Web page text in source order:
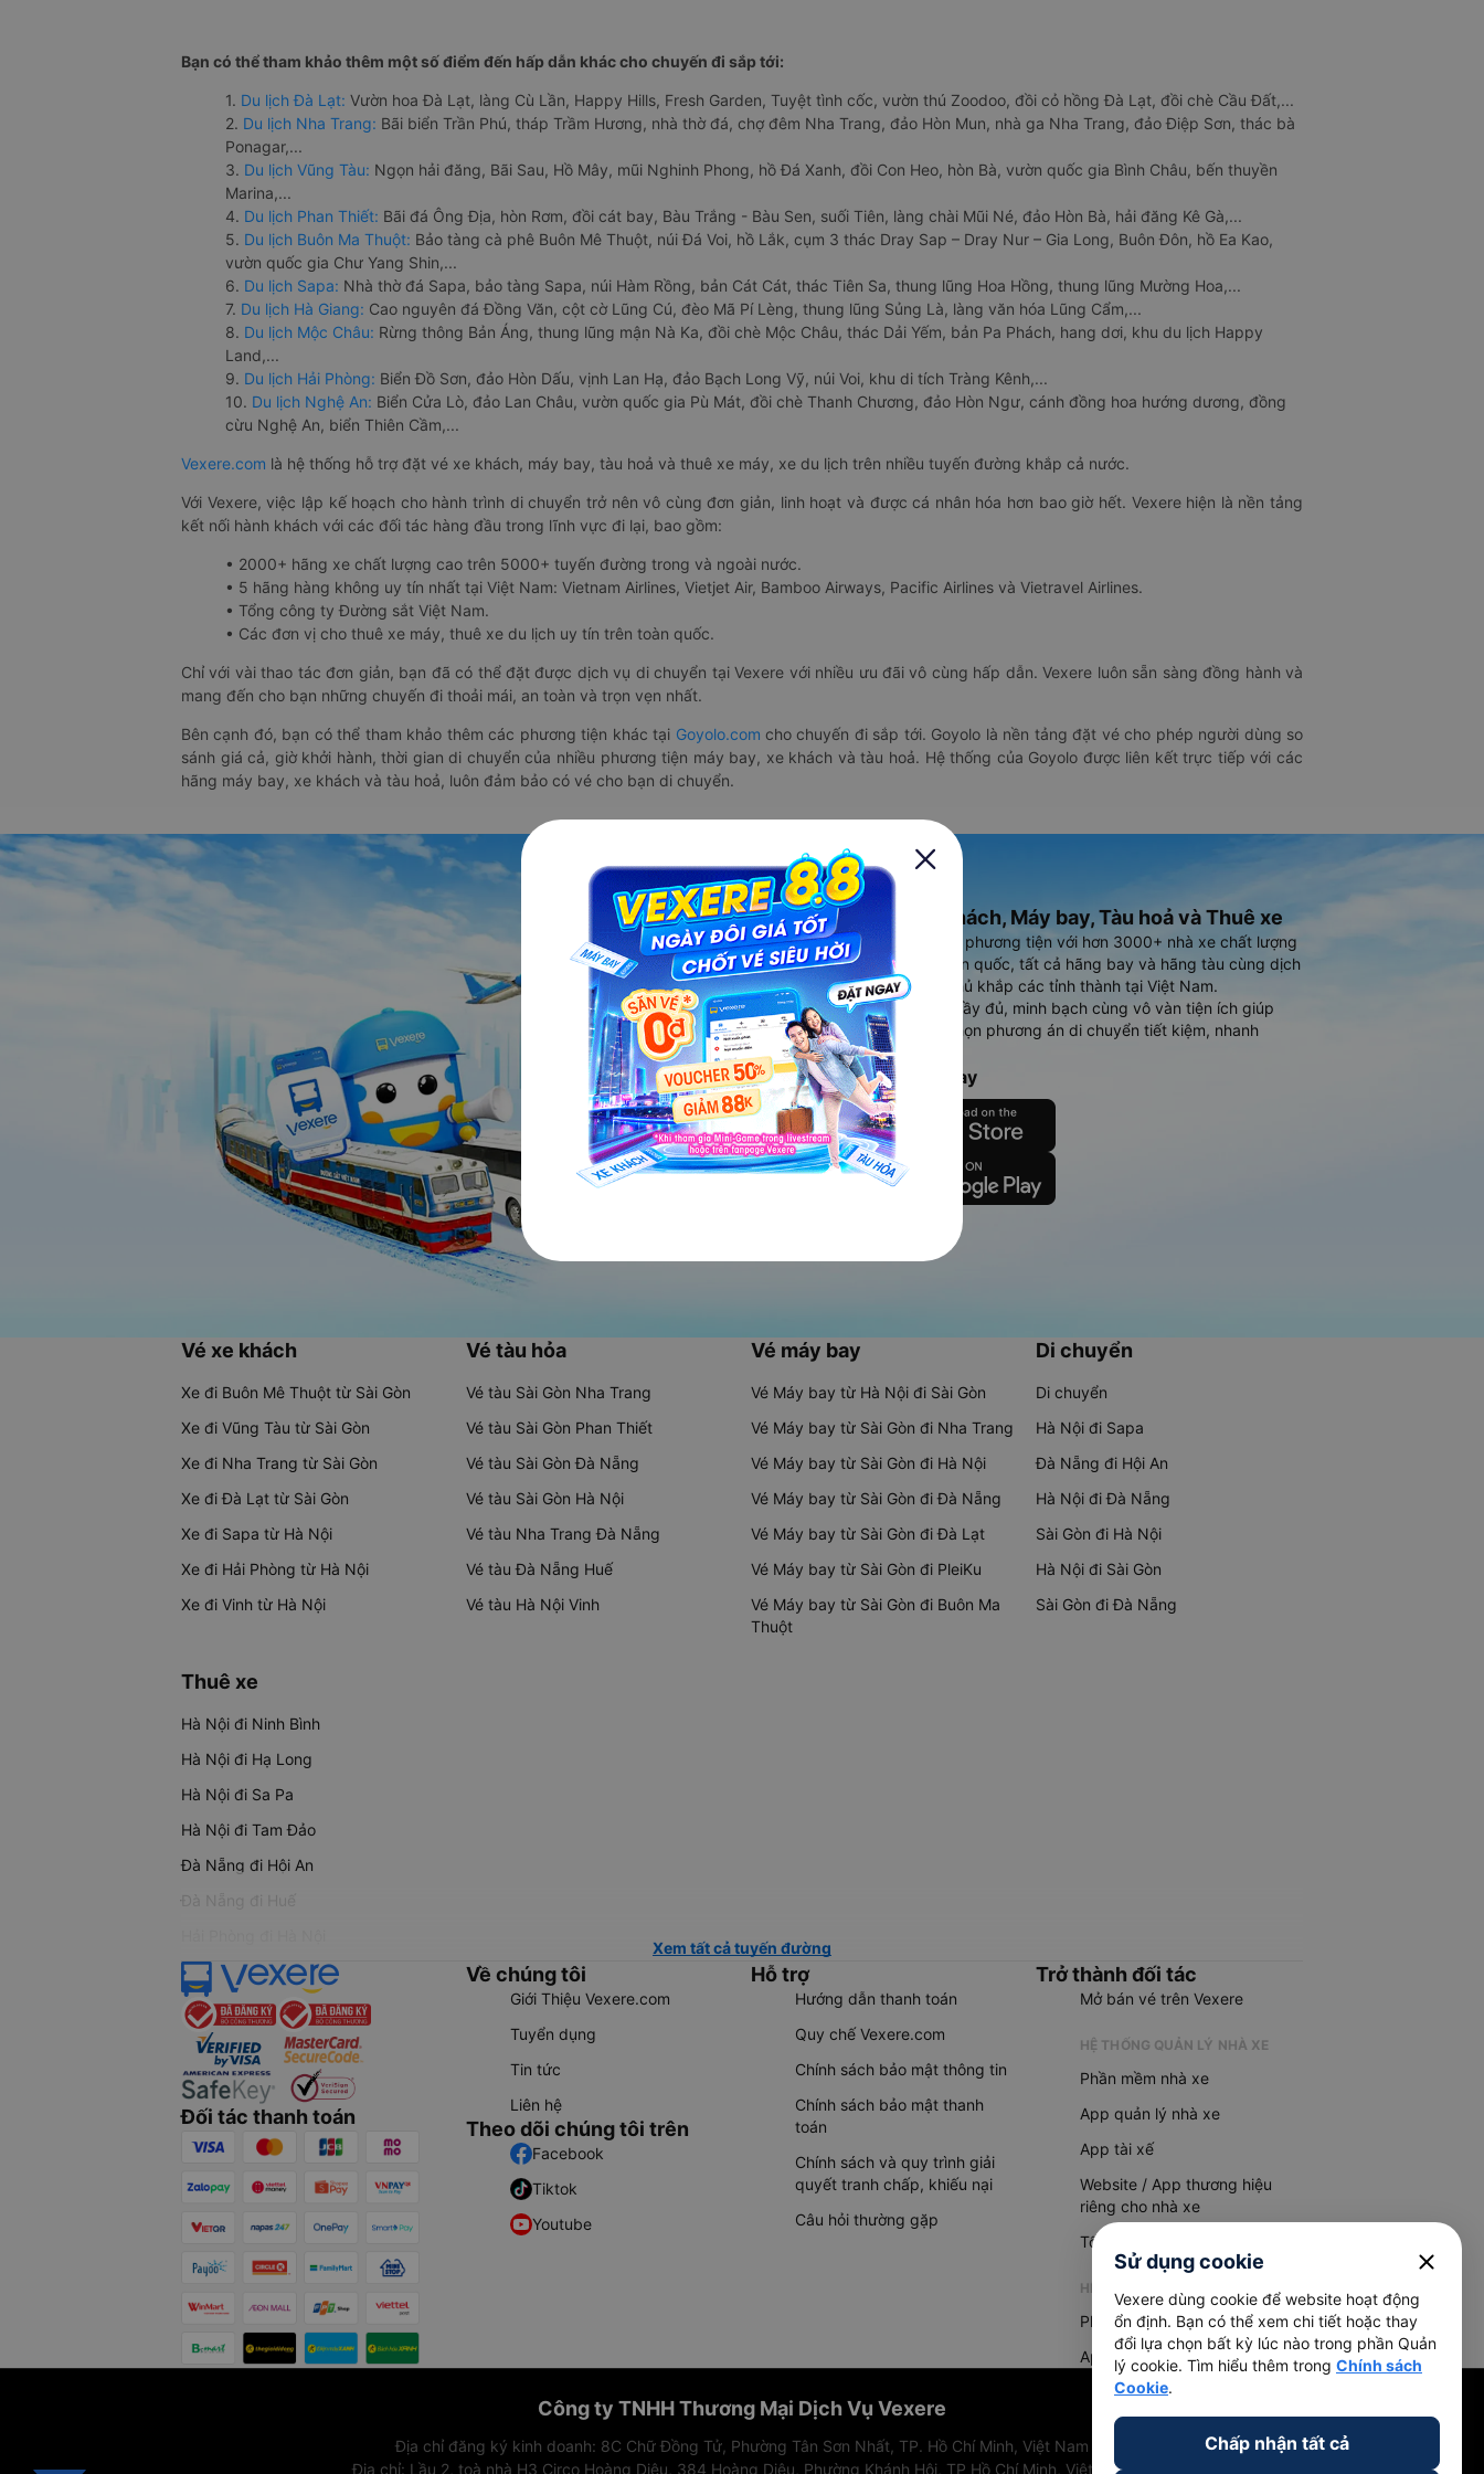
Bạn có thể tham khảo thêm một số điểm đến hấp dẫn khác cho chuyến đi sắp tới:
1. Du lịch Đà Lạt: Vườn hoa Đà Lạt, làng Cù Lần, Happy Hills, Fresh Garden, Tuyệt tình cốc, vườn thú Zoodoo, đồi cỏ hồng Đà Lạt, đồi chè Cầu Đất,...
2. Du lịch Nha Trang: Bãi biển Trần Phú, tháp Trầm Hương, nhà thờ đá, chợ đêm Nha Trang, đảo Hòn Mun, nhà ga Nha Trang, đảo Điệp Sơn, thác bà
Ponagar,...
3. Du lịch Vũng Tàu: Ngọn hải đăng, Bãi Sau, Hồ Mây, mũi Nghinh Phong, hồ Đá Xanh, đồi Con Heo, hòn Bà, vườn quốc gia Bình Châu, bến thuyền
Marina,...
4. Du lịch Phan Thiết: Bãi đá Ông Địa, hòn Rơm, đồi cát bay, Bàu Trắng - Bàu Sen, suối Tiên, làng chài Mũi Né, đảo Hòn Bà, hải đăng Kê Gà,...
5. Du lịch Buôn Ma Thuột: Bảo tàng cà phê Buôn Mê Thuột, núi Đá Voi, hồ Lắk, cụm 3 thác Dray Sap – Dray Nur – Gia Long, Buôn Đôn, hồ Ea Kao,
vườn quốc gia Chư Yang Shin,...
6. Du lịch Sapa: Nhà thờ đá Sapa, bảo tàng Sapa, núi Hàm Rồng, bản Cát Cát, thác Tiên Sa, thung lũng Hoa Hồng, thung lũng Mường Hoa,...
7. Du lịch Hà Giang: Cao nguyên đá Đồng Văn, cột cờ Lũng Cú, đèo Mã Pí Lèng, thung lũng Sủng Là, làng văn hóa Lũng Cẩm,...
8. Du lịch Mộc Châu: Rừng thông Bản Áng, thung lũng mận Nà Ka, đồi chè Mộc Châu, thác Dải Yếm, bản Pa Phách, hang dơi, khu du lịch Happy
Land,...
9. Du lịch Hải Phòng: Biển Đồ Sơn, đảo Hòn Dấu, vịnh Lan Hạ, đảo Bạch Long Vỹ, núi Voi, khu di tích Tràng Kênh,...
10. Du lịch Nghệ An: Biển Cửa Lò, đảo Lan Châu, vườn quốc gia Pù Mát, đồi chè Thanh Chương, đảo Hòn Ngư, cánh đồng hoa hướng dương, đồng
cừu Nghệ An, biển Thiên Cầm,...
Vexere.com là hệ thống hỗ trợ đặt vé xe khách, máy bay, tàu hoả và thuê xe máy, xe du lịch trên nhiều tuyến đường khắp cả nước.
Với Vexere, việc lập kế hoạch cho hành trình di chuyển trở nên vô cùng đơn giản, linh hoạt và được cá nhân hóa hơn bao giờ hết. Vexere hiện là nền tảng
kết nối hành khách với các đối tác hàng đầu trong lĩnh vực đi lại, bao gồm:
• 2000+ hãng xe chất lượng cao trên 5000+ tuyến đường trong và ngoài nước.
• 5 hãng hàng không uy tín nhất tại Việt Nam: Vietnam Airlines, Vietjet Air, Bamboo Airways, Pacific Airlines và Vietravel Airlines.
• Tổng công ty Đường sắt Việt Nam.
• Các đơn vị cho thuê xe máy, thuê xe du lịch uy tín trên toàn quốc.
Chỉ với vài thao tác đơn giản, bạn đã có thể đặt được dịch vụ di chuyển tại Vexere với nhiều ưu đãi vô cùng hấp dẫn. Vexere luôn sẵn sàng đồng hành và
mang đến cho bạn những chuyến đi thoải mái, an toàn và trọn vẹn nhất.
Bên cạnh đó, bạn có thể tham khảo thêm các phương tiện khác tại Goyolo.com cho chuyến đi sắp tới. Goyolo là nền tảng đặt vé cho phép người dùng so
sánh giá cả, giờ khởi hành, thời gian di chuyển của nhiều phương tiện máy bay, xe khách và tàu hoả. Hệ thống của Goyolo được liên kết trực tiếp với các
hãng máy bay, xe khách và tàu hoả, luôn đảm bảo có vé cho bạn di chuyển.
Ứng dụng đặt vé Xe khách, Máy bay, Tàu hoả và Thuê xe
Vexere - ứng dụng đặt vé đa phương tiện với hơn 3000+ nhà xe chất lượng
cao, 5000+ tuyến đường toàn quốc, tất cả hãng bay và hãng tàu cùng dịch
vụ thuê xe máy, xe du lịch phủ khắp các tỉnh thành tại Việt Nam.
Ứng dụng hiển thị thông tin đầy đủ, minh bạch cùng vô vàn tiện ích giúp
người dùng so sánh và lựa chọn phương án di chuyển tiết kiệm, nhanh
chóng và phù hợp nhất.
Tải ứng dụng Vexere ngay
Vé xe khách
Xe đi Buôn Mê Thuột từ Sài Gòn
Xe đi Vũng Tàu từ Sài Gòn
Xe đi Nha Trang từ Sài Gòn
Xe đi Đà Lạt từ Sài Gòn
Xe đi Sapa từ Hà Nội
Xe đi Hải Phòng từ Hà Nội
Xe đi Vinh từ Hà Nội
Vé tàu hỏa
Vé tàu Sài Gòn Nha Trang
Vé tàu Sài Gòn Phan Thiết
Vé tàu Sài Gòn Đà Nẵng
Vé tàu Sài Gòn Hà Nội
Vé tàu Nha Trang Đà Nẵng
Vé tàu Đà Nẵng Huế
Vé tàu Hà Nội Vinh
Vé máy bay
Vé Máy bay từ Hà Nội đi Sài Gòn
Vé Máy bay từ Sài Gòn đi Nha Trang
Vé Máy bay từ Sài Gòn đi Hà Nội
Vé Máy bay từ Sài Gòn đi Đà Nẵng
Vé Máy bay từ Sài Gòn đi Đà Lạt
Vé Máy bay từ Sài Gòn đi PleiKu
Vé Máy bay từ Sài Gòn đi Buôn Ma
Thuột
Di chuyển
Di chuyển
Hà Nội đi Sapa
Đà Nẵng đi Hội An
Hà Nội đi Đà Nẵng
Sài Gòn đi Hà Nội
Hà Nội đi Sài Gòn
Sài Gòn đi Đà Nẵng
Thuê xe
Hà Nội đi Ninh Bình
Hà Nội đi Hạ Long
Hà Nội đi Sa Pa
Hà Nội đi Tam Đảo
Đà Nẵng đi Hội An
Đà Nẵng đi Huế
Xem tất cả tuyến đường
Đối tác thanh toán
Về chúng tôi
Giới Thiệu Vexere.com
Tuyển dụng
Tin tức
Liên hệ
Theo dõi chúng tôi trên
Facebook
Tiktok
Youtube
Hỗ trợ
Hướng dẫn thanh toán
Quy chế Vexere.com
Chính sách bảo mật thông tin
Chính sách bảo mật thanh
toán
Chính sách và quy trình giải
quyết tranh chấp, khiếu nại
Câu hỏi thường gặp
Trở thành đối tác
Mở bán vé trên Vexere
HỆ THỐNG QUẢN LÝ NHÀ XE
Phần mềm nhà xe
App quản lý nhà xe
App tài xế
Website / App thương hiệu
riêng cho nhà xe
Tổng đài AI
HỆ THỐNG QUẢN LÝ HÀNG HOÁ
Phần mềm quản lý hàng hoá
App quản lý hàng hoá
Công ty TNHH Thương Mại Dịch Vụ Vexere
Địa chỉ đăng ký kinh doanh: 8C Chữ Đồng Tử, Phường Tân Sơn Nhất, TP. Hồ Chí Minh, Việt Nam
Địa chỉ: Lầu 2, toà nhà H3 Circo Hoàng Diệu, 384 Hoàng Diệu, Phường Khánh Hội, TP Hồ Chí Minh, Việt Nam
Sử dụng cookie close
Vexere dùng cookie để website hoạt động
ổn định. Bạn có thể xem chi tiết hoặc thay
đổi lựa chọn bất kỳ lúc nào trong phần Quản
lý cookie. Tìm hiểu thêm trong Chính sách
Cookie.
Chấp nhận tất cả